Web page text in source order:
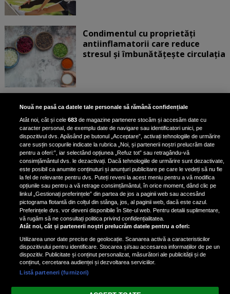
Condimentul cu proprietăți
antiinflamatorii care reduce
stresul și îmbunătățește circulația
Dormi mai putin de 8 ore pe
noapte? Medicul Mihaill Pautov a
spus la ce riscuri te expui: „Îți faci
foarte mult rău”
Doctor Marius Sava a dezvăluit
care sunt principalele cauze ale
somnolenței
Doctorul Marius Sava a...
Nouă ne pasă ca datele tale personale să rămână confidențiale
Atât noi, cât și cele683 de magazine partenere stocăm și accesăm date cu
caracter personal, de exemplu date de navigare sau identificatori unici, pe
dispozitivul dvs. Apăsând pe butonul „Acceptare”, activați tehnologiile de urmărire
care susțin scopurile indicate la rubrica „Noi, și partenerii noștri prelucrăm date
pentru a oferi:”, iar selectând opțiunea „Refuz tot” sau retragându-vă
consimțământul dvs. le dezactivați. Dacă tehnologiile de urmărire sunt dezactivate,
este posibil ca anumite conținuturi și anunțuri publicitare pe care le vedeți să nu fie
la fel de relevante pentru dvs. Puteți reveni la acest meniu pentru a vă modifica
opțiunile sau pentru a vă retrage consimțământul, în orice moment, dând clic pe
linkul „Gestionați preferințele” din partea de jos a paginii web sau accesând
pictograma flotantă din colțul din stânga, jos, al paginii web, dacă este cazul.
Preferințele dvs. vor deveni disponibile în Site-ul web. Pentru detalii suplimentare,
vă rugăm să ne consultați politica privind confidențialitatea.
Atât noi, cât și partenerii noștri prelucrăm datele pentru a oferi:
Utilizarea unor date precise de geolocație. Scanarea activă a caracteristicilor
dispozitivului pentru identificare. Stocarea și/sau accesarea informațiilor de pe un
dispozitiv. Publicitate și conținut personalizat, măsurători ale publicității și de
conținut, cercetarea audienței și dezvoltarea serviciilor.
Listă parteneri (furnizori)